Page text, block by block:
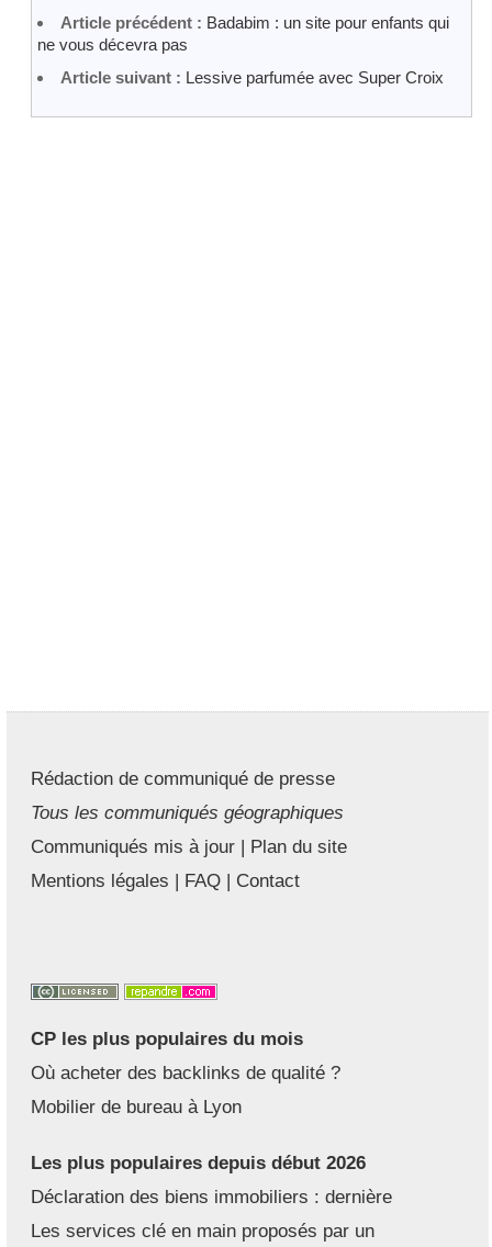
Article précédent : Badabim : un site pour enfants qui
ne vous décevra pas
Article suivant : Lessive parfumée avec Super Croix
Rédaction de communiqué de presse
Tous les communiqués géographiques
Communiqués mis à jour | Plan du site
Mentions légales | FAQ | Contact
CP les plus populaires du mois
Où acheter des backlinks de qualité ?
Mobilier de bureau à Lyon
Les plus populaires depuis début 2026
Déclaration des biens immobiliers : dernière
Les services clé en main proposés par un